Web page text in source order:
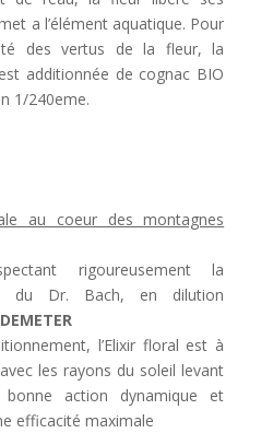
a l’élément aquatique. Pour
des vertus de la fleur, la
additionnée de cognac BIO
1/240eme.
au coeur des montagnes
rigoureusement la
du Dr. Bach, en dilution
DEMETER
l’Elixir floral est à
les rayons du soleil levant
action dynamique et
efficacité maximale